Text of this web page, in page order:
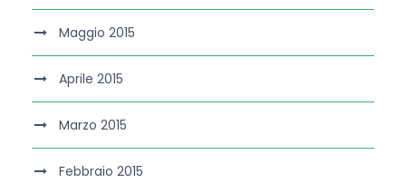
Maggio 2015
Aprile 2015
Marzo 2015
Febbraio 2015